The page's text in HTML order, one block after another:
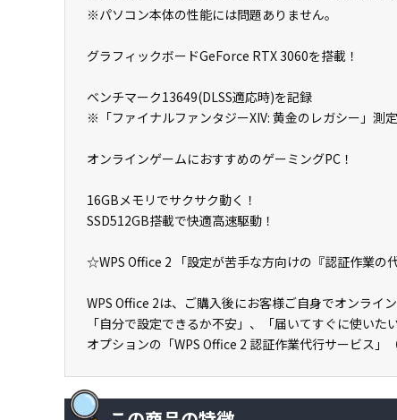
※パソコン本体の性能には問題ありません。
グラフィックボードGeForce RTX 3060を搭載！
ベンチマーク13649(DLSS適応時)を記録
※「ファイナルファンタジーXIV: 黄金のレガシー」測
オンラインゲームにおすすめのゲーミングPC！
16GBメモリでサクサク動く！
SSD512GB搭載で快適高速駆動！
☆WPS Office 2 「設定が苦手な方向けの『認証作業の
WPS Office 2は、ご購入後にお客様ご自身でオンライ
「自分で設定できるか不安」、「届いてすぐに使いた
オプションの「WPS Office 2 認証作業代行サービス」